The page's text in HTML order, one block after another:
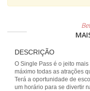
DESCRIÇÃO
O Single Pass é o jeito
máximo todas as atrações
Terá a oportunidade de
um horário para se divertir